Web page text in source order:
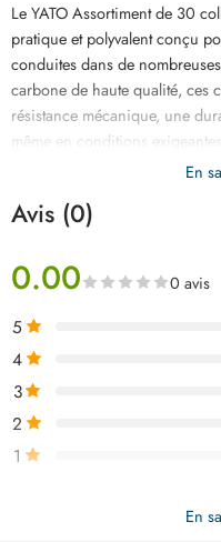
Le YATO Assortiment de 30
pratique et polyvalent conçu
conduites dans de
carbone de haute qualité, ces
résistance mécanique, une
même en conditions
adaptées à différents
systèmes de refroidissement,
assurent une installation
de fuite ou de desserrage.
les particuliers, l’assortiment
essentielle pour tous les
disponible au meilleur prix en
En
Avis (0)
0.00 0 avis
5
4
3
2
1
Soyez le premier à donner
colliers
En